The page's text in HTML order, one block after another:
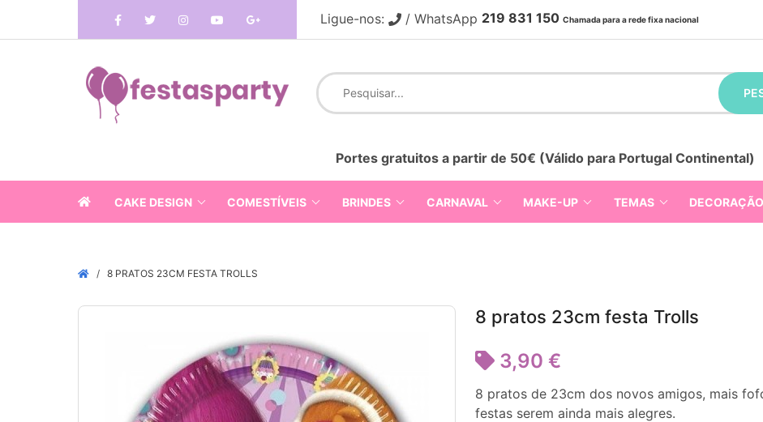
Ligue-nos: / WhatsApp 219 831 150 Chamada para a rede fixa nacional
Portes gratuitos a partir de 50€ (Válido para Portugal Continental)
CAKE DESIGN COMESTÍVEIS BRINDES CARNAVAL MAKE-UP TEMAS DECORAÇÃO
8 PRATOS 23CM FESTA TROLLS
8 pratos 23cm festa Trolls
3,90 €
8 pratos de 23cm dos novos amigos, mais
festas serem ainda mais alegres.